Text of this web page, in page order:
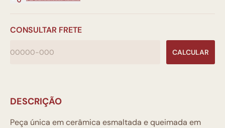
CONSULTAR FRETE
CALCULAR
DESCRIÇÃO
Peça única em cerâmica esmaltada e queimada em